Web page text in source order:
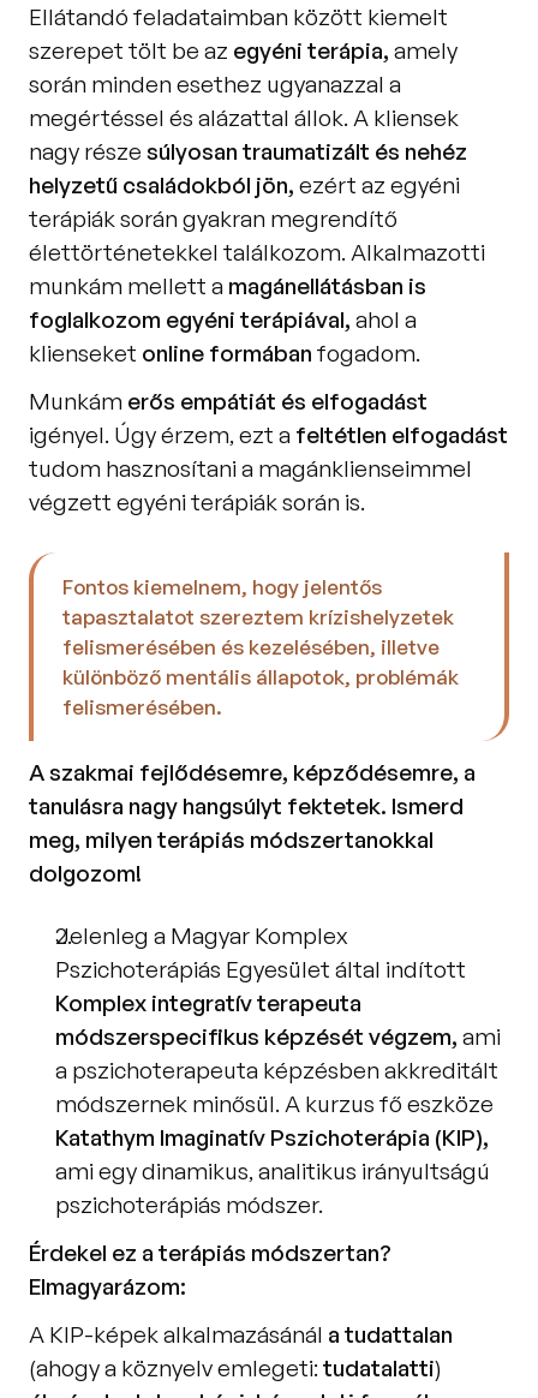
Ellátandó feladataimban között kiemelt
szerepet tölt be az egyéni terápia, amely
során minden esethez ugyanazzal a
megértéssel és alázattal állok. A kliensek
nagy része súlyosan traumatizált és nehéz
helyzetű családokból jön, ezért az egyéni
terápiák során gyakran megrendítő
élettörténetekkel találkozom. Alkalmazotti
munkám mellett a magánellátásban is
foglalkozom egyéni terápiával, ahol a
klienseket online formában fogadom.
Munkám
igényel. Úgy érzem, ezt a
tudom hasznosítani a magánklienseimmel
végzett egyéni terápiák során is.
Fontos kiemelnem, hogy jelentős
tapasztalatot szereztem krízishelyzetek
felismerésében és kezelésében, illetve
különböző mentális állapotok, problémák
felismerésében.
A szakmai fejlődésemre, képződésemre, a
tanulásra nagy hangsúlyt fektetek. Ismerd
meg, milyen terápiás módszertanokkal
dolgozom!
Jelenleg a Magyar Komplex
Komplex integratív terapeuta
módszerspecifikus képzését végzem, ami
a pszichoterapeuta képzésben akkreditált
ami egy dinamikus, analitikus irányultságú
pszichoterápiás módszer.
Érdekel ez a terápiás módszertan?
Elmagyarázom:
A KIP-képek alkalmazásánál
(ahogy a köznyelv emlegeti: tudatalatti)